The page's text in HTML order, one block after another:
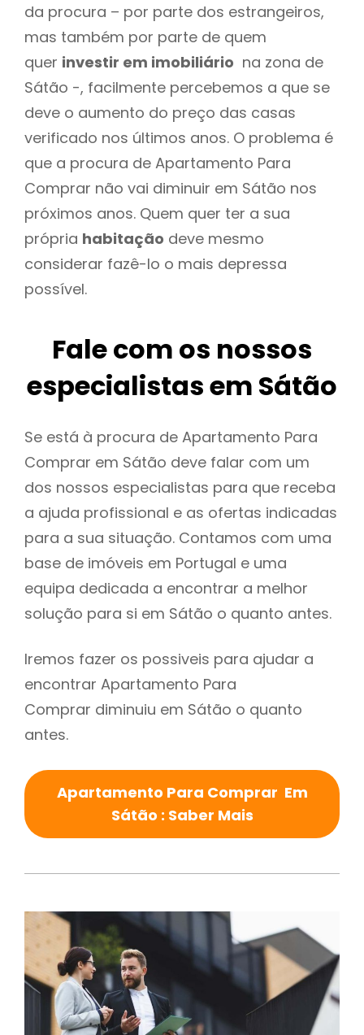
da procura – por parte dos estrangeiros,
mas também por parte de quem
quer investir em imobiliário na zona de
Sátão -, facilmente percebemos a que se
deve o aumento do preço das casas
verificado nos últimos anos. O problema é
que a procura de Apartamento Para
Comprar não vai diminuir em Sátão nos
próximos anos. Quem quer ter a sua
própria habitação deve mesmo
considerar fazê-lo o mais depressa
possível.
Fale com os nossos
especialistas em Sátão
Se está à procura de Apartamento Para
Comprar em Sátão deve falar com um
dos nossos especialistas para que receba
a ajuda profissional e as ofertas indicadas
para a sua situação. Contamos com uma
base de imóveis em Portugal e uma
equipa dedicada a encontrar a melhor
solução para si em Sátão o quanto antes.
Iremos fazer os possiveis para ajudar a
encontrar Apartamento Para
Comprar diminuiu em Sátão o quanto
antes.
Apartamento Para Comprar Em
Sátão : Saber Mais